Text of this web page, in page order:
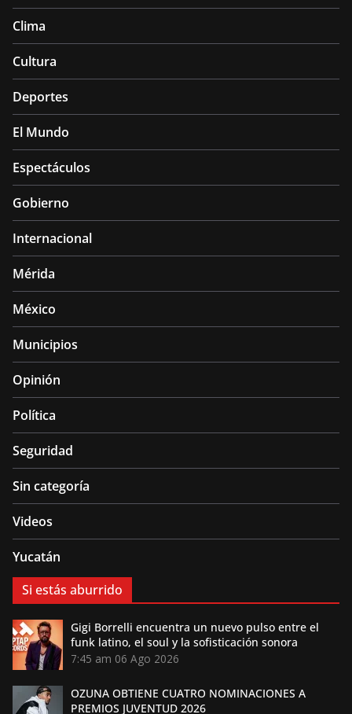
Clima
Cultura
Deportes
El Mundo
Espectáculos
Gobierno
Internacional
Mérida
México
Municipios
Opinión
Política
Seguridad
Sin categoría
Videos
Yucatán
Si estás aburrido
Gigi Borrelli encuentra un nuevo pulso entre el
funk latino, el soul y la sofisticación sonora
7:45 am 06 Ago 2026
OZUNA OBTIENE CUATRO NOMINACIONES A
PREMIOS JUVENTUD 2026